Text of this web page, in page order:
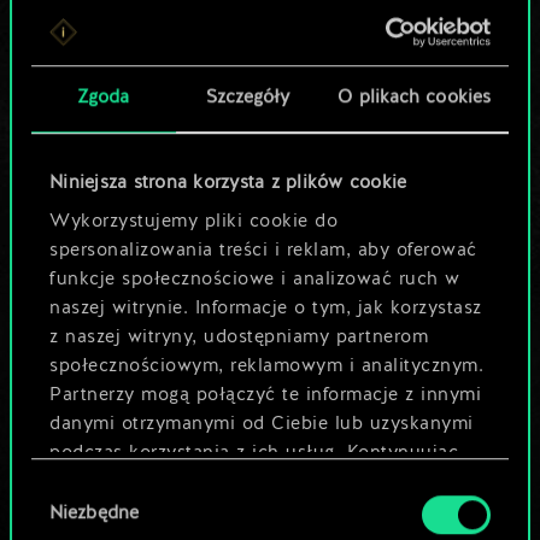
Zgoda Szczegóły O plikach cookies
Niniejsza strona korzysta z plików cookie
Wykorzystujemy pliki cookie do
spersonalizowania treści i reklam, aby oferować
funkcje społecznościowe i analizować ruch w
naszej witrynie. Informacje o tym, jak korzystasz
z naszej witryny, udostępniamy partnerom
społecznościowym, reklamowym i analitycznym.
Partnerzy mogą połączyć te informacje z innymi
danymi otrzymanymi od Ciebie lub uzyskanymi
podczas korzystania z ich usług. Kontynuując
używanie plików cookie.
zgody
Niezbędne
Lubisz grać tą talią?
Pomóż społeczności
odkryć jej
potencjał!
Nazwij talię i opisz swoją strategię
Edytuj talię
LUB